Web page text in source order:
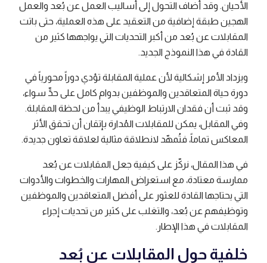
الأحيان. وقد أضاف التحول إلى أساليب العمل عن بُعد والعمل
الهجين طبقة إضافية من التعقيد على هذه العملية، حتى باتت
المقابلات عن بُعد من أكبر التحديات التي يواجهها كثير من
القادة في هذا النموذج الجديد.
ويزداد الأمر إشكالية لأن عملية المقابلة تؤدي دوراً محورياً في
دورة حياة المتعاقدين والموظفين بدوام كامل على حدٍّ سواء،
وقد ثبت أن فقدان الارتباط الوظيفي يبدأ من لحظة المقابلة.
وفي المقابل، يمكن للمقابلات المُدارة بإتقان أن تحقق الأثر
المعاكس تماماً، فتُمهّد لانطلاقة مثالية لعلاقة تعاون جديدة.
في هذا المقال، نركّز على كيفية جعل المقابلات عن بُعد
ممارسة معتادة، مع استعراض المهارات والخطوات والأدوات
التي يحتاجها القادة للعثور على أفضل المتعاقدين والموظفين
وتوظيفهم عن بُعد، والتغلب على كثير من تحديات إجراء
المقابلات في هذا الإطار.
خلفية حول المقابلات عن بُعد